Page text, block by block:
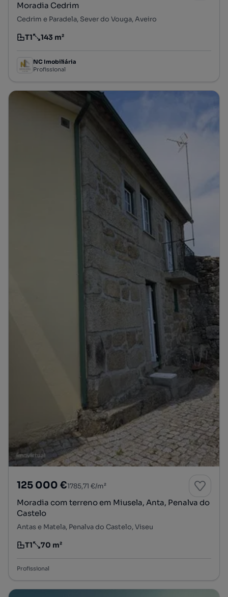
Moradia Cedrim
Cedrim e Paradela, Sever do Vouga, Aveiro
Tipologia
T1
Preço por metro quadrado
143 m²
NC Imobiliária
Profissional
125 000 €1785,71 €/m²
Moradia com terreno em Miusela, Anta, Penalva do
Castelo
Antas e Matela, Penalva do Castelo, Viseu
Tipologia
T1
Preço por metro quadrado
70 m²
Profissional